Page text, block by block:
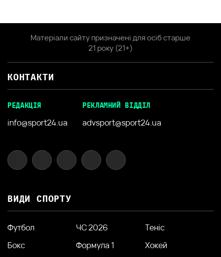
Матеріали сайту призначені для осіб старше
21 року (21+)
КОНТАКТИ
РЕДАКЦІЯ
info@sport24.ua
РЕКЛАМНИЙ ВІДДІЛ
advsport@sport24.ua
ВИДИ СПОРТУ
Футбол ЧС 2026
Теніс
Бокс
Формула 1
Хокей